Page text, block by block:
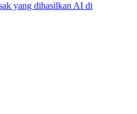
yang dihasilkan AI di